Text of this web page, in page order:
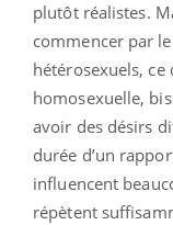
plutôt réalistes.
commencer par
hétérosexuels,
homosexuelle,
avoir des désirs
durée d’un
influencent
répètent